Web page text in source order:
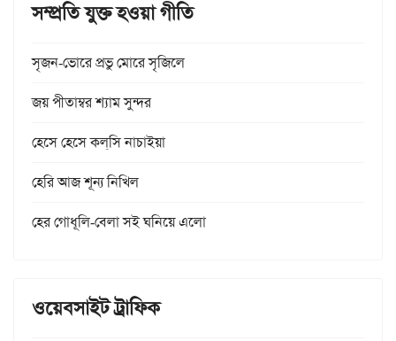
সম্প্রতি যুক্ত হওয়া গীতি
সৃজন-ভোরে প্রভু মোরে সৃজিলে
জয় পীতাম্বর শ্যাম সুন্দর
হেসে হেসে কল্‌সি নাচাইয়া
হেরি আজ শূন্য নিখিল
হের গোধূলি-বেলা সই ঘনিয়ে এলো
ওয়েবসাইট ট্রাফিক